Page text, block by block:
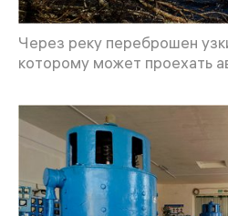
Через реку переброшен
которому может проехать